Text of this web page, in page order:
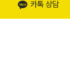
카톡 상담